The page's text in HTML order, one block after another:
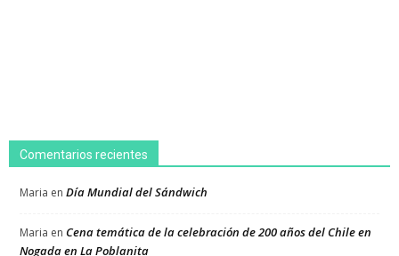
Comentarios recientes
Maria en Día Mundial del Sándwich
Maria en Cena temática de la celebración de 200 años del Chile en
Nogada en La Poblanita